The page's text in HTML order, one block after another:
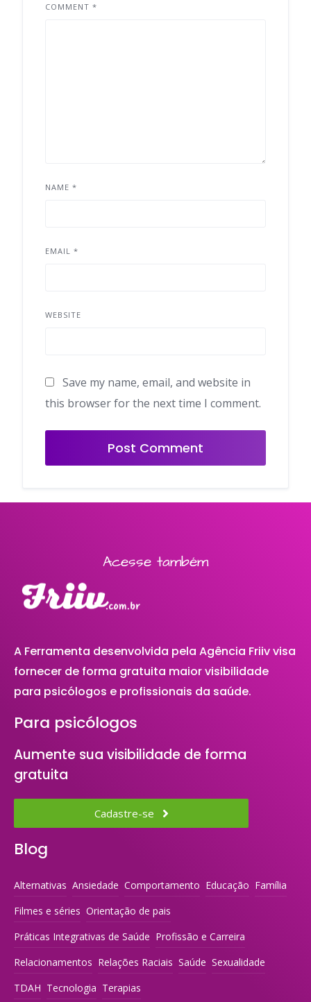
COMMENT *
NAME *
EMAIL *
WEBSITE
Save my name, email, and website in
this browser for the next time I comment.
Acesse também
A Ferramenta desenvolvida pela Agência Friiv visa
fornecer de forma gratuita maior visibilidade
para psicólogos e profissionais da saúde.
Para psicólogos
Aumente sua visibilidade de forma
gratuita
Cadastre-se
Blog
Alternativas Ansiedade Comportamento Educação Família
Filmes e séries Orientação de pais
Práticas Integrativas de Saúde Profissão e Carreira
Relacionamentos Relações Raciais Saúde Sexualidade
TDAH Tecnologia Terapias